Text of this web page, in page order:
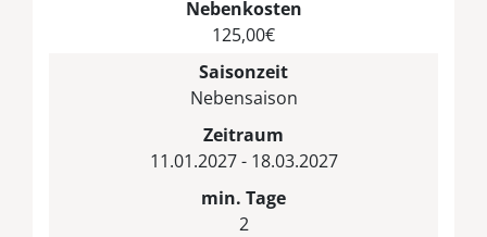
Nebenkosten
125,00€
Saisonzeit
Nebensaison
Zeitraum
11.01.2027 - 18.03.2027
min. Tage
2